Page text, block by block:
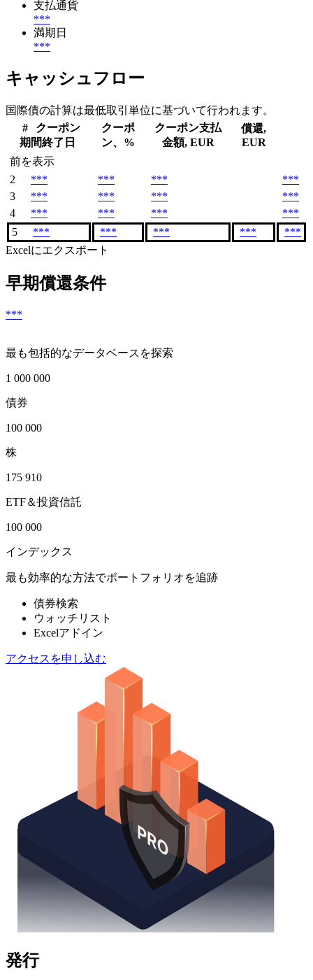
支払通貨
***
満期日
***
キャッシュフロー
国際債の計算は最低取引単位に基づいて行われます。
#
クーポン
期間終了日
クーポ
ン、%
クーポン支払
金額, EUR
償還,
EUR
前を表示
2
*** *** ***
***
3
*** *** ***
***
4
*** *** ***
***
5
*** *** *** ***
***
Excelにエクスポート
早期償還条件
***
最も包括的なデータベースを探索
1 000 000
債券
100 000
株
175 910
ETF＆投資信託
100 000
インデックス
最も効率的な方法でポートフォリオを追跡
債券検索
ウォッチリスト
Excelアドイン
アクセスを申し込む
発行